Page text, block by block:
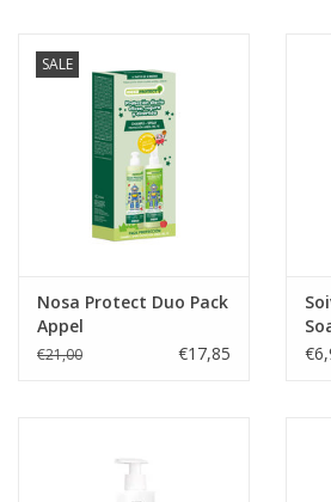
SALE
Nosa Protect Duo Pack
Appel
€21,00 €17,85